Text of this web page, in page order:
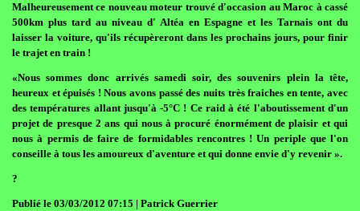
Malheureusement ce nouveau moteur trouvé d'occasion au Maroc à cassé
500km plus tard au niveau d' Altéa en Espagne et les Tarnais ont du
laisser la voiture, qu'ils récupèreront dans les prochains jours, pour finir
le trajet en train !
«Nous sommes donc arrivés samedi soir, des souvenirs plein la tête,
heureux et épuisés ! Nous avons passé des nuits très fraiches en tente, avec
des températures allant jusqu'à -5°C ! Ce raid à été l'aboutissement d'un
projet de presque 2 ans qui nous à procuré énormément de plaisir et qui
nous à permis de faire de formidables rencontres ! Un periple que l'on
conseille à tous les amoureux d'aventure et qui donne envie d'y revenir ».
?
Publié le 03/03/2012 07:15 | Patrick Guerrier